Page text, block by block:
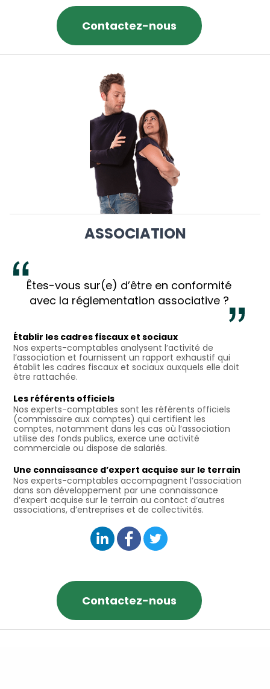
Contactez-nous
ASSOCIATION
Êtes-vous sur(e) d’être en conformité
avec la réglementation associative ?
Établir les cadres fiscaux et sociaux
Nos experts-comptables analysent l’activité de
l’association et fournissent un rapport exhaustif qui
établit les cadres fiscaux et sociaux auxquels elle doit
être rattachée.
Les référents officiels
Nos experts-comptables sont les référents officiels
(commissaire aux comptes) qui certifient les
comptes, notamment dans les cas où l’association
utilise des fonds publics, exerce une activité
commerciale ou dispose de salariés.
Une connaissance d’expert acquise sur le terrain
Nos experts-comptables accompagnent l’association
dans son développement par une connaissance
d’expert acquise sur le terrain au contact d’autres
associations, d’entreprises et de collectivités.
Contactez-nous